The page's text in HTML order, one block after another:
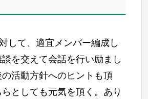
して、適宜メンバー編成し
を交えて会話を行い励まし
活動方針へのヒントも頂
としても元気を頂く。あり